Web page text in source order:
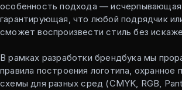
особенность подхода — исчерпывающая
гарантирующая, что любой подрядчик
сможет воспроизвести стиль без
В рамках разработки брендбука мы
правила построения логотипа, охранное
схемы для разных сред (CMYK, RGB,